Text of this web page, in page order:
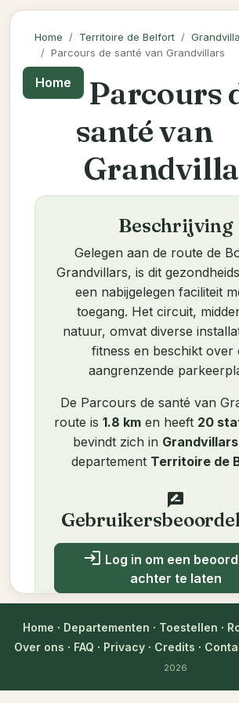
Home Territoire de Belfort
Parcours de santé van Grandvillars
Home
Parcours
santé van
Beschrijving
Gelegen aan de route de
Grandvillars, is dit
een nabijgelegen faciliteit
toegang. Het circuit,
natuur, omvat diverse
fitness en beschikt over
aangrenzende
De Parcours de santé van
route is 1.8 km en heeft 20
bevindt zich in Grandvillars
departement Territoire de
rate_review
login Log in om een
achter te laten
eerste!
Home · Departementen · Toestellen ·
Over ons · FAQ · Privacy · Credits ·
2026